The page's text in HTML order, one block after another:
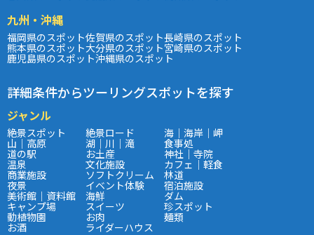
九州・沖縄
福岡県のスポット佐賀県のスポット長崎県のスポット
熊本県のスポット大分県のスポット宮崎県のスポット
鹿児島県のスポット沖縄県のスポット
詳細条件からツーリングスポットを探す
ジャンル
絶景スポット 絶景ロード 海｜海岸｜岬
山｜高原 湖｜川｜滝 食事処
道の駅 お土産 神社｜寺院
温泉 文化施設 カフェ｜軽食
商業施設 ソフトクリーム 林道
夜景 イベント体験 宿泊施設
美術館｜資料館 海鮮 ダム
キャンプ場 スイーツ 珍スポット
動植物園 お肉 麺類
お酒 ライダーハウス